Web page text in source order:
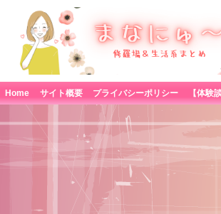
Home サイト概要 プライバシーポリシー